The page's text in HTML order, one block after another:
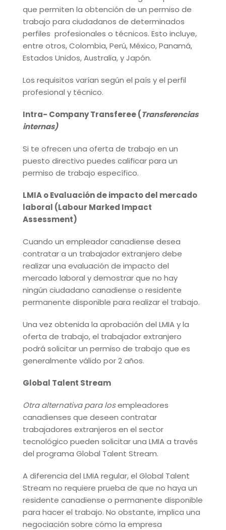
que permiten la obtención de un permiso de
trabajo para ciudadanos de determinados
perfiles profesionales o técnicos. Esto incluye,
entre otros, Colombia, Perú, México, Panamá,
Estados Unidos, Australia, y Japón.
Los requisitos varían según el país y el perfil
profesional y técnico.
Intra- Company Transferee (Transferencias
internas)
Si te ofrecen una oferta de trabajo en un
puesto directivo puedes calificar para un
permiso de trabajo específico.
LMIA o Evaluación de impacto del mercado
laboral (Labour Marked Impact
Assessment)
Cuando un empleador canadiense desea
contratar a un trabajador extranjero debe
realizar una evaluación de impacto del
mercado laboral y demostrar que no hay
ningún ciudadano canadiense o residente
permanente disponible para realizar el trabajo.
Una vez obtenida la aprobación del LMIA y la
oferta de trabajo, el trabajador extranjero
podrá solicitar un permiso de trabajo que es
generalmente válido por 2 años.
Global Talent Stream
Otra alternativa para losempleadores
canadienses que deseen contratar
trabajadores extranjeros en el sector
tecnológico pueden solicitar una LMIA a través
del programa Global Talent Stream.
A diferencia del LMIA regular, el Global Talent
Stream no requiere prueba de que no haya un
residente canadiense o permanente disponible
para hacer el trabajo. No obstante, implica una
negociación sobre cómo la empresa